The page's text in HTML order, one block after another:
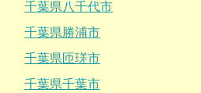
千葉県八千代市
千葉県勝浦市
千葉県匝瑳市
千葉県千葉市